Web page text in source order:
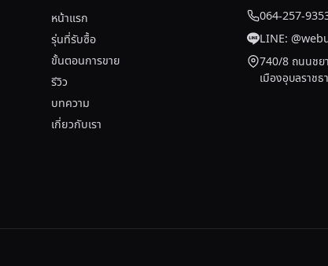
หน้าแรก
รุ่นที่รับซื้อ
ขั้นตอนการขาย
รีวิว
บทความ
เกี่ยวกับเรา
064-257-
LINE:
740/8 ถนนชย
เมืองอุบลราช